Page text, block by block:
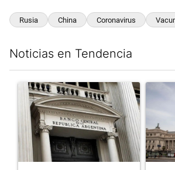
Rusia China Coronavirus
Noticias en Tendencia
Un artículo de tendencia con el título
Un